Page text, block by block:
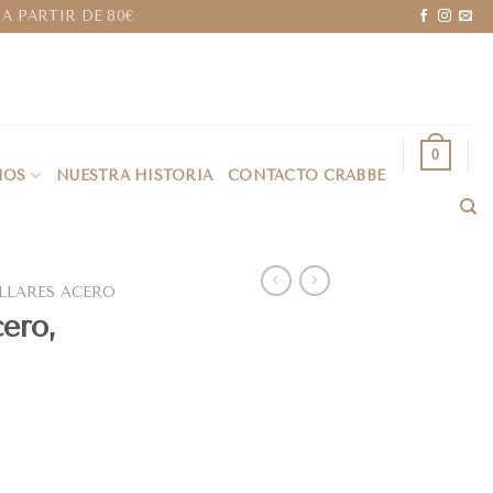
PARTIR DE 80€
NUESTRA HISTORIA CONTACTO CRABBE
0
ACERO